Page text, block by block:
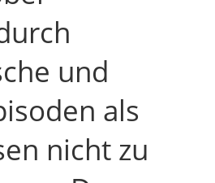
und
als
nicht zu